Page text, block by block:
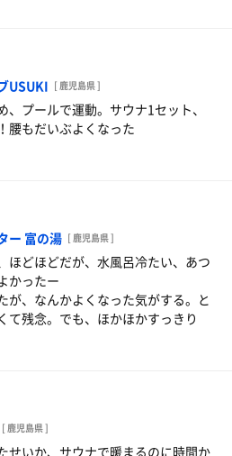
USUKI [ 鹿児島県 ]
プールで運動。サウナ1セット、
腰もだいぶよくなった
ー 富の湯 [ 鹿児島県 ]
ほどほどだが、水風呂冷たい、あつ
かったー
が、なんかよくなった気がする。と
て残念。でも、ほかほかすっきり
[ 鹿児島県 ]
せいか、サウナで暖まるのに時間か